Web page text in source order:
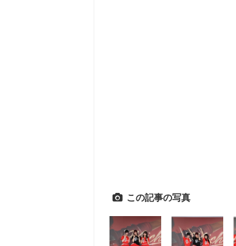
この記事の写真